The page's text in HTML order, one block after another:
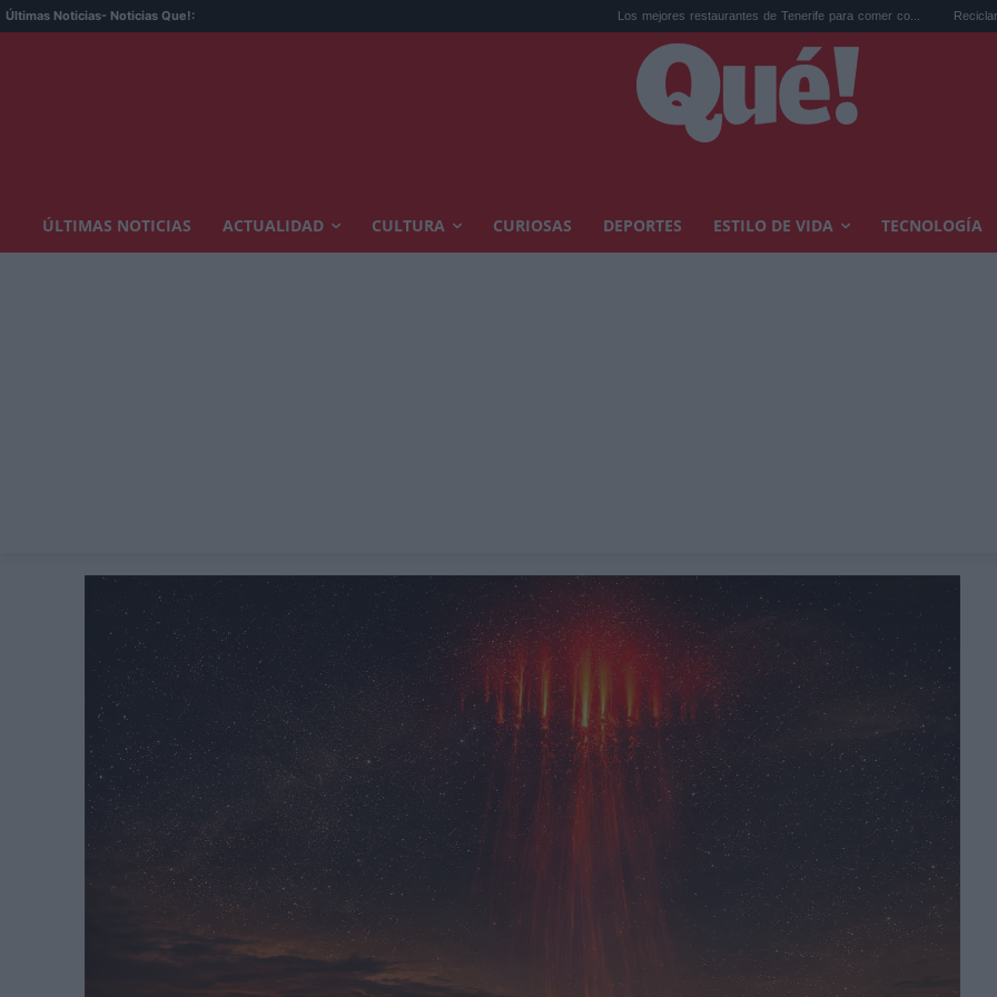
Últimas Noticias- Noticias Que!: Los mejores restaurantes de Tenerife para comer co... Reciclar cápsulas de
ÚLTIMAS NOTICIAS ACTUALIDAD CULTURA CURIOSAS DEPORTES ESTILO DE VIDA TECNOLOGÍA